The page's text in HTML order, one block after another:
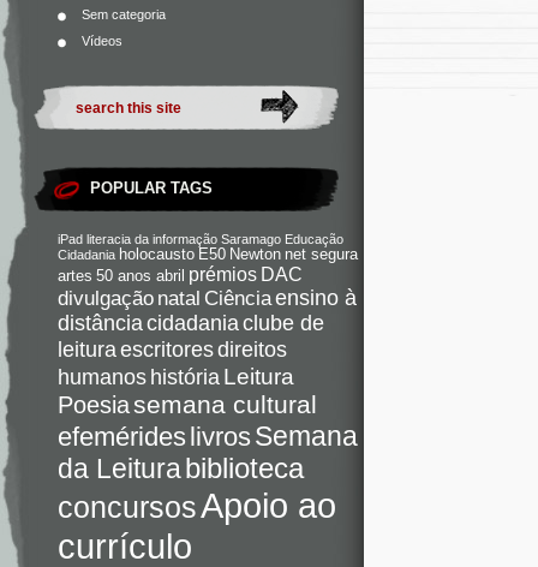
Sem categoria
Vídeos
POPULAR TAGS
iPad literacia da informação Saramago Educação
Cidadania holocausto E50 Newton net segura
artes 50 anos abril prémios DAC
divulgação natal Ciênciaensino à
distânciacidadaniaclube de
leituraescritoresdireitos
humanoshistória Leitura
Poesiasemana cultural
efemérideslivrosSemana
da Leiturabiblioteca
concursosApoio ao
currículo